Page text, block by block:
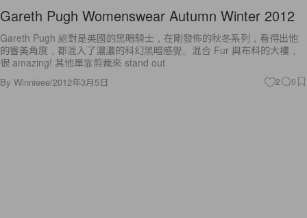
Gareth Pugh Womenswear Autumn Winter 2012
Gareth Pugh 絕對是英國的黑暗騎士，在剛發佈的秋冬系列，看得出他
的審美角度，都混入了濃濃的科幻黑暗感覺。混合 Fur 與布料的大褸，
很 amazing! 其他單靠剪裁來 stand out
By Winnieee/2012年3月5日 2 0